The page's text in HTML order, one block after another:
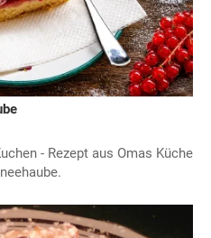
- Rezept aus Omas Küche